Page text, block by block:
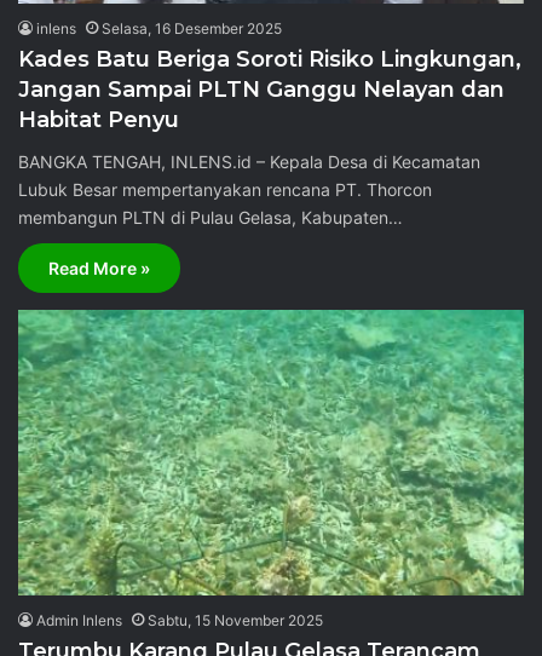
inlens Selasa, 16 Desember 2025
Kades Batu Beriga Soroti Risiko Lingkungan,
Jangan Sampai PLTN Ganggu Nelayan dan
Habitat Penyu
BANGKA TENGAH, INLENS.id – Kepala Desa di Kecamatan
Lubuk Besar mempertanyakan rencana PT. Thorcon
membangun PLTN di Pulau Gelasa, Kabupaten…
Read More »
Admin Inlens Sabtu, 15 November 2025